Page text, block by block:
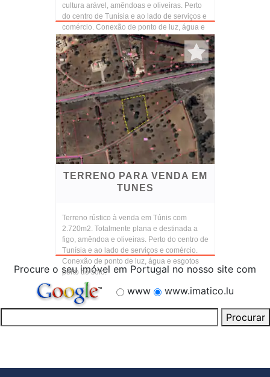
cultura arável, amêndoas e oliveiras. Perto
do centro de Tunísia e ao lado de serviços e
comércio. Conexão de ponto de luz, água e
esgotos...
TERRENO PARA VENDA EM
TUNES
Terreno rústico à venda em Túnis com
2.720m2. Totalmente plana e destinada a
figo, amêndoa e oliveiras. Perto do centro de
Tunísia e ao lado de serviços e comércio.
Conexão de ponto de luz, água e esgotos
perto do solo.
Procure o seu imóvel em Portugal no nosso site com
www
www.imatico.lu